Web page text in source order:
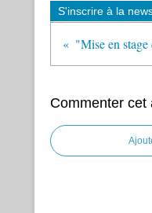
S'inscrire à la
Commenter cet